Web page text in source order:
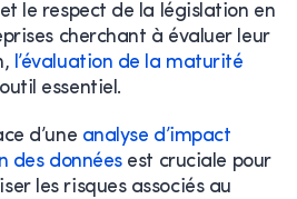
le respect de la législation en
cherchant à évaluer leur
l’évaluation de la maturité
essentiel.
d’une analyse d’impact
des donnéesest cruciale pour
les risques associés au